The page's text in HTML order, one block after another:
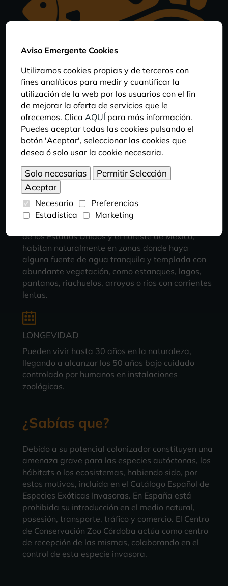
DIETA
De alimentación omnívora, su dieta engloba
desde vegetación acuática hasta numerosas
especies de invertebrados y pequeños
vertebrados.
HÁBITAT
de los Estados Unidos y el noreste de México,
habitan naturalmente en zonas donde haya
alguna fuente de agua tranquila y templada con
abundante vegetación, como estanques, lagos,
pantanos, riachuelos, arroyos o ríos con corrientes
lentas.
LONGEVIDAD
Pueden vivir hasta 30 años en la naturaleza,
llegando a alcanzar los 50 años bajo cuidado
controlado por humanos en instalaciones
zoológicas.
¿Sabías que?
Debido a su potencial colonizador constituyen una
amenaza grave para las especies autóctonas, los
hábitats o los ecosistemas, habiendo sido, por
estos motivos, incluida en el Catálogo Español de
Especies Exóticas Invasoras. En España está
prohibida su introducción en el medio natural,
posesión, transporte, tráfico y comercio. El Centro
de Conservación Zoo Córdoba actúa como centro
de recepción de las mismas, colaborando en el
control de esta especie invasora.
Aviso Emergente Cookies
Utilizamos cookies propias y de terceros con
fines analíticos para medir y cuantificar la
utilización de la web por los usuarios con el fin
de mejorar la oferta de servicios que le
ofrecemos. Clica AQUÍ para más información.
Puedes aceptar todas las cookies pulsando el
botón 'Aceptar', seleccionar las cookies que
desea ó solo usar la cookie necesaria.
Necesario
Preferencias
Estadística
Marketing